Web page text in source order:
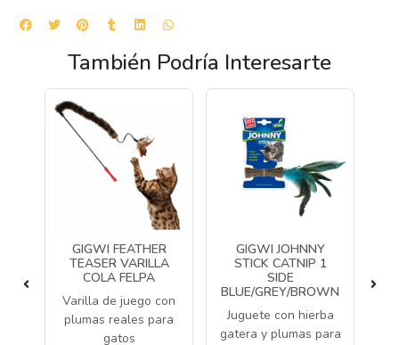
También Podría Interesarte
GIGWI FEATHER
TEASER VARILLA
COLA FELPA
Varilla de juego con
plumas reales para
gatos
GIGWI JOHNNY
STICK CATNIP 1
SIDE
BLUE/GREY/BROWN
Juguete con hierba
gatera y plumas para